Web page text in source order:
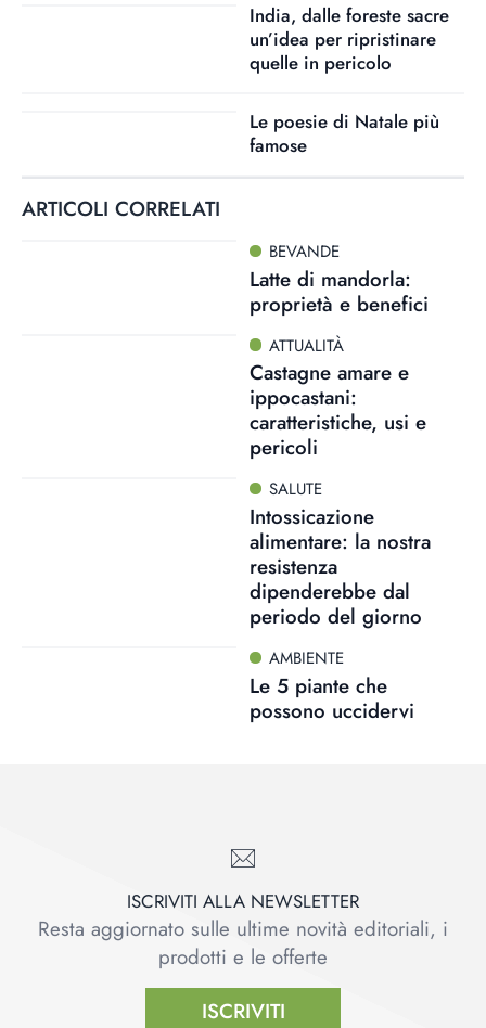
India, dalle foreste sacre
un’idea per ripristinare
quelle in pericolo
Le poesie di Natale più
famose
ARTICOLI CORRELATI
BEVANDE
Latte di mandorla:
proprietà e benefici
ATTUALITÀ
Castagne amare e
ippocastani:
caratteristiche, usi e
pericoli
SALUTE
Intossicazione
alimentare: la nostra
resistenza
dipenderebbe dal
periodo del giorno
AMBIENTE
Le 5 piante che
possono uccidervi
ISCRIVITI ALLA NEWSLETTER
Resta aggiornato sulle ultime novità editoriali, i
prodotti e le offerte
ISCRIVITI